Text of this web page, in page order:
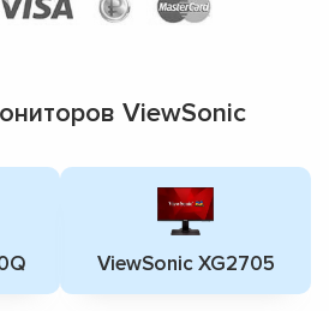
ViewSonic
ViewSonic XG2705